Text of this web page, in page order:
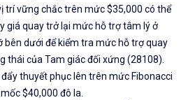
trí vững chắc trên mức $35,000 có thể
giá quay trở lại mức hỗ trợ tâm lý ở
bên dưới để kiểm tra mức hỗ trợ quay
thái của Tam giác đối xứng (28108).
thuyết phục lên trên mức Fibonacci
$40,000 đô la.